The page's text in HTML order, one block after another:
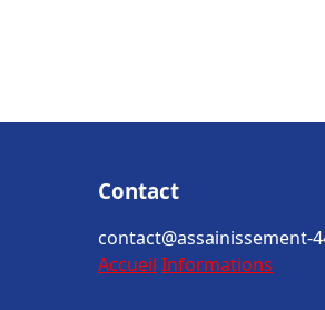
Contact
contact@assainissement-
Accueil Informations